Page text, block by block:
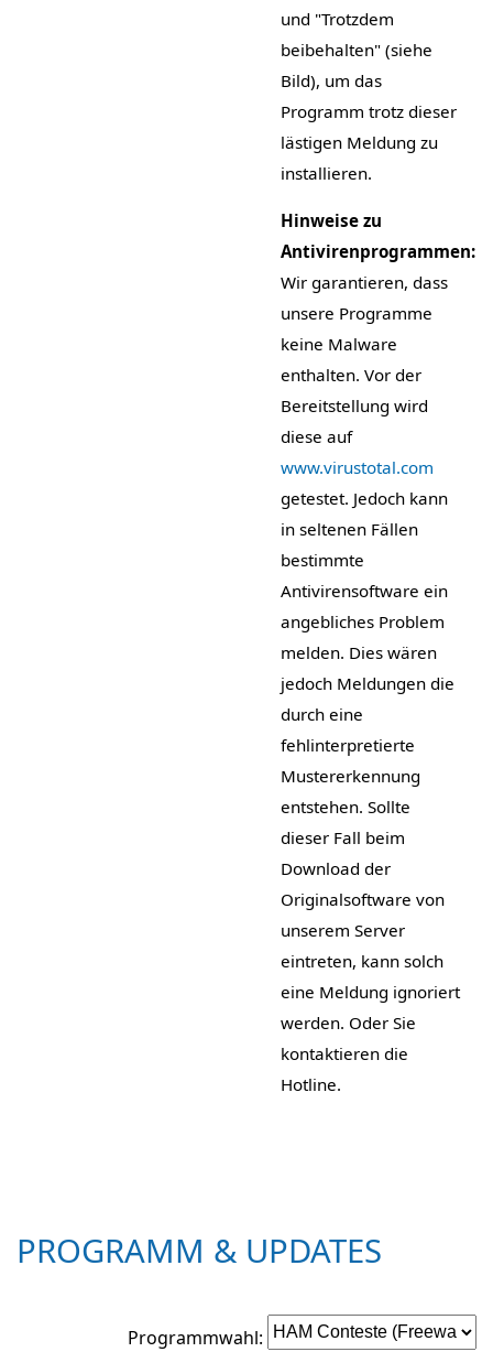
und "Trotzdem
beibehalten" (siehe
Bild), um das
Programm trotz dieser
lästigen Meldung zu
installieren.
Hinweise zu
Antivirenprogrammen:
Wir garantieren, dass
unsere Programme
keine Malware
enthalten. Vor der
Bereitstellung wird
diese auf
www.virustotal.com
getestet. Jedoch kann
in seltenen Fällen
bestimmte
Antivirensoftware ein
angebliches Problem
melden. Dies wären
jedoch Meldungen die
durch eine
fehlinterpretierte
Mustererkennung
entstehen. Sollte
dieser Fall beim
Download der
Originalsoftware von
unserem Server
eintreten, kann solch
eine Meldung ignoriert
werden. Oder Sie
kontaktieren die
Hotline.
PROGRAMM & UPDATES
Programmwahl: